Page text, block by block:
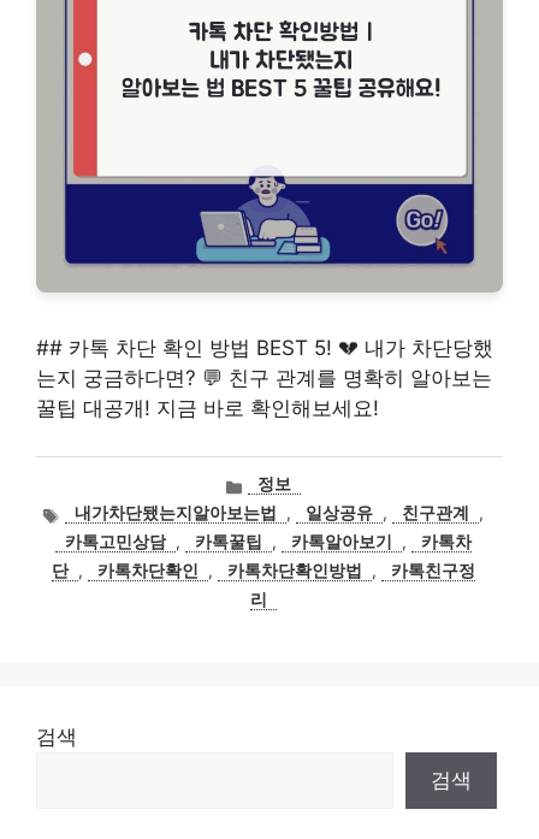
## 카톡 차단 확인 방법 BEST 5! 💔 내가 차단당했
는지 궁금하다면? 💬 친구 관계를 명확히 알아보는
꿀팁 대공개! 지금 바로 확인해보세요!
카
테
고
리
정보
태
그
내가차단됐는지알아보는법 , 일상공유 , 친구관계
,
카톡고민상담 , 카톡꿀팁 , 카톡알아보기 ,
카톡차
단 , 카톡차단확인 , 카톡차단확인방법 ,
카톡친구정
리
검색
검색